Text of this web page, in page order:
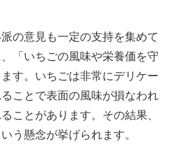
の意見も一定の支持を集めて
「いちごの風味や栄養価を守
す。いちごは非常にデリケー
ことで表面の風味が損なわれ
ことがあります。その結果、
う懸念が挙げられます。